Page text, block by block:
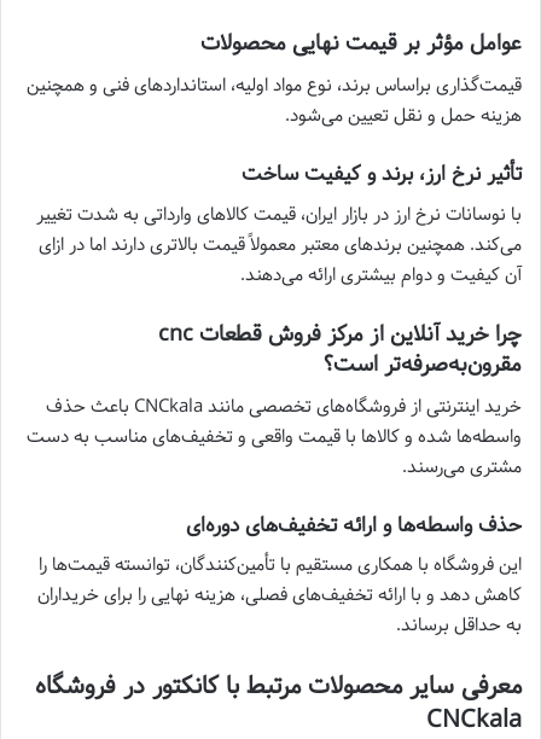
عوامل مؤثر بر قیمت نهایی محصولات
قیمت‌گذاری براساس برند، نوع مواد اولیه، استانداردهای فنی و همچنین
هزینه حمل و نقل تعیین می‌شود.
تأثیر نرخ ارز، برند و کیفیت ساخت
با نوسانات نرخ ارز در بازار ایران، قیمت کالاهای وارداتی به شدت تغییر
می‌کند. همچنین برندهای معتبر معمولاً قیمت بالاتری دارند اما در ازای
آن کیفیت و دوام بیشتری ارائه می‌دهند.
چرا خرید آنلاین از مرکز فروش قطعات cnc
مقرون‌به‌صرفه‌تر است؟
خرید اینترنتی از فروشگاه‌های تخصصی مانند CNCkala باعث حذف
واسطه‌ها شده و کالاها با قیمت واقعی و تخفیف‌های مناسب به دست
مشتری می‌رسند.
حذف واسطه‌ها و ارائه تخفیف‌های دوره‌ای
این فروشگاه با همکاری مستقیم با تأمین‌کنندگان، توانسته قیمت‌ها را
کاهش دهد و با ارائه تخفیف‌های فصلی، هزینه نهایی را برای خریداران
به حداقل برساند.
معرفی سایر محصولات مرتبط با کانکتور در فروشگاه
CNCkala